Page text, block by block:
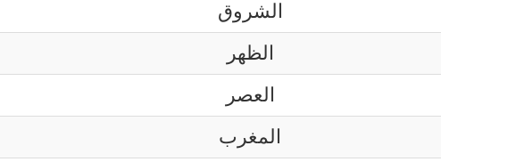
الشروق
الظهر
العصر
المغرب